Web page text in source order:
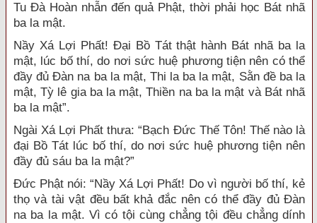
Tu Đà Hoàn nhẫn đến quả Phật, thời phải học Bát nhã
ba la mật.
Nầy Xá Lợi Phất! Đại Bồ Tát thật hành Bát nhã ba la
mật, lúc bố thí, do nơi sức huệ phương tiện nên có thể
đầy đủ Đàn na ba la mật, Thi la ba la mật, Sằn đề ba la
mật, Tỳ lê gia ba la mật, Thiền na ba la mật và Bát nhã
ba la mật”.
Ngài Xá Lợi Phất thưa: “Bạch Đức Thế Tôn! Thế nào là
đại Bồ Tát lúc bố thí, do nơi sức huệ phương tiện nên
đầy đủ sáu ba la mật?”
Đức Phật nói: “Nầy Xá Lợi Phất! Do vì người bố thí, kẻ
thọ và tài vật đều bất khả đắc nên có thể đầy đủ Đàn
na ba la mật. Vì có tội cùng chẳng tội đều chẳng dính